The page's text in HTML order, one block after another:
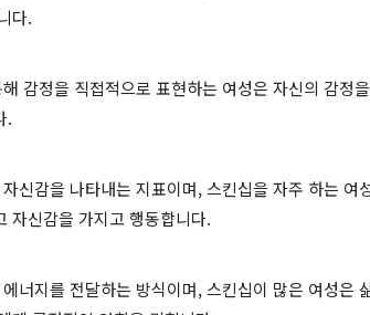
다.
감정을 직접적으로 표현하는 여성은 자신의 감정
.
신감을 나타내는 지표이며, 스킨십을 자주 하는 여
자신감을 가지고 행동합니다.
너지를 전달하는 방식이며, 스킨십이 많은 여성은